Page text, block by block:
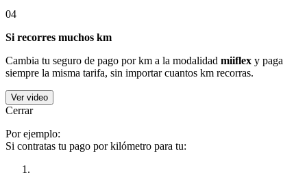
04
Si recorres muchos km
Cambia tu seguro de pago por km a la modalidad miiflex y paga
siempre la misma tarifa, sin importar cuantos km recorras.
Ver video
Cerrar
Por ejemplo:
Si contratas tu pago por kilómetro para tu: